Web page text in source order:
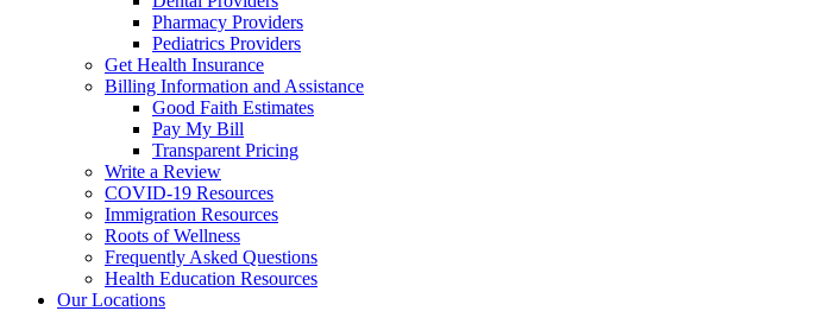
Pharmacy Providers
Pediatrics Providers
Get Health Insurance
Billing Information and Assistance
Good Faith Estimates
Pay My Bill
Transparent Pricing
Write a Review
COVID-19 Resources
Immigration Resources
Roots of Wellness
Frequently Asked Questions
Health Education Resources
Our Locations